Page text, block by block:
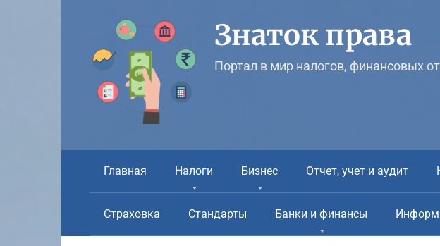
Знаток права
Портал в мир налогов, финансовых
Главная Налоги Бизнес Отчет, учет и аудит
Страховка Стандарты Банки и финансы